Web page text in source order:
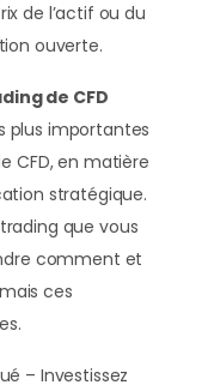
de l’actif ou du
ouverte.
de CFD
plus importantes
CFD, en matière
stratégique.
que vous
comment et
ces
– Investissez